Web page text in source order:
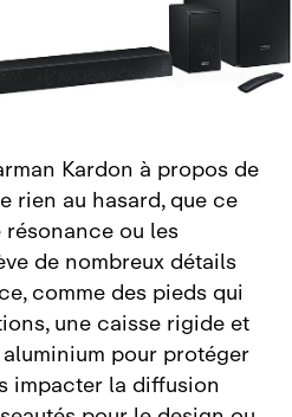
Kardon à propos de
rien au hasard, que ce
ou les
de nombreux détails
comme des pieds qui
une caisse rigide et
pour protéger
impacter la diffusion